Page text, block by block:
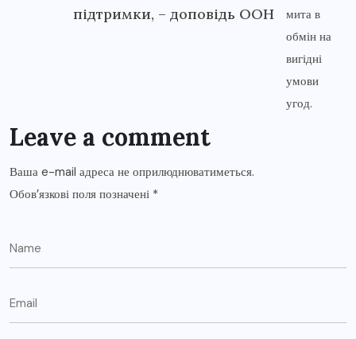
підтримки, – доповідь ООН
Leave a comment
Ваша e-mail адреса не оприлюднюватиметься.
Обов’язкові поля позначені *